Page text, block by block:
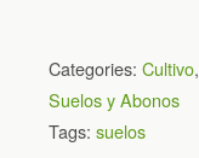
Categories: Cultivo,
Suelos y Abonos
Tags: suelos